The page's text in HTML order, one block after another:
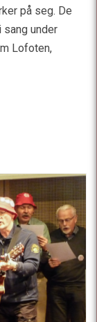
på seg. De
sang under
Lofoten,